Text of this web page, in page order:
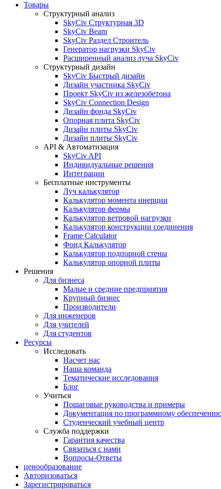
Товары
Структурный анализ
SkyCiv Структурная 3D
SkyCiv Beam
SkyCiv Раздел Строитель
Генератор нагрузки SkyCiv
Расширенный анализ луча SkyCiv
Структурный дизайн
SkyCiv Быстрый дизайн
Дизайн участника SkyCiv
Проект SkyCiv из железобетона
SkyCiv Connection Design
Дизайн фонда SkyCiv
Опорная плита SkyCiv
Дизайн плиты SkyCiv
Дизайн плиты SkyCiv
API & Автоматизация
SkyCiv API
Индивидуальные решения
Интеграции
Бесплатные инструменты
Луч калькулятор
Калькулятор момента инерции
Калькулятор фермы
Калькулятор ветровой нагрузки
Калькулятор конструкции соединения
Frame Calculator
Фонд Калькулятор
Калькулятор подпорной стены
Калькулятор опорной плиты
Решения
Для бизнеса
Малые и средние предприятия
Крупный бизнес
Производители
Для инженеров
Для учителей
Для студентов
Ресурсы
Исследовать
Насчет нас
Наша команда
Тематические исследования
Блог
Учиться
Пошаговые руководства и примеры
Документация по программному
Студенческий учебный центр
Служба поддержки
Гарантия качества
Связаться с нами
Вопросы-Ответы
ценообразование
Авторизоваться
Зарегистрироваться